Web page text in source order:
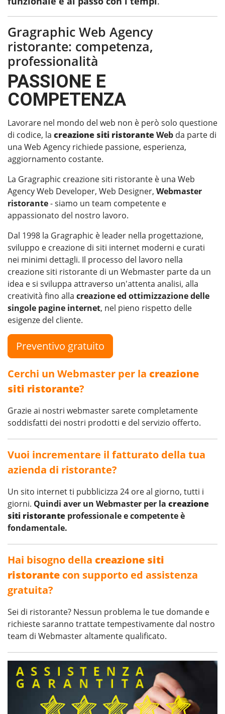
Gragraphic Web Agency
ristorante: competenza,
professionalità
PASSIONE E
COMPETENZA
Lavorare nel mondo del web non è però solo questione
di codice, la creazione siti ristoranteWeb da parte di
una Web Agency richiede passione, esperienza,
aggiornamento costante.
La Gragraphic creazione siti ristorante è una Web
Agency Web Developer, Web Designer, Webmaster
ristorante- siamo un team competente e
appassionato del nostro lavoro.
Dal 1998 la Gragraphic è leader nella progettazione,
sviluppo e creazione di siti internet moderni e curati
nei minimi dettagli. Il processo del lavoro nella
creazione siti ristorante di un Webmaster parte da un
idea e si sviluppa attraverso un'attenta analisi, alla
creatività fino alla creazione ed ottimizzazione delle
singole pagine internet, nel pieno rispetto delle
esigenze del cliente.
Preventivo gratuito
Cerchi un Webmaster per la creazione
siti ristorante?
Grazie ai nostri webmaster sarete completamente
soddisfatti dei nostri prodotti e del servizio offerto.
Vuoi incrementare il fatturato della tua
azienda di ristorante?
Un sito internet ti pubblicizza 24 ore al giorno, tutti i
giorni. Quindi aver un Webmaster per la creazione
siti ristorante professionale e competente è
fondamentale.
Hai bisogno della creazione siti
ristorante con supporto ed assistenza
gratuita?
Sei di ristorante? Nessun problema le tue domande e
richieste saranno trattate tempestivamente dal nostro
team di Webmaster altamente qualificato.